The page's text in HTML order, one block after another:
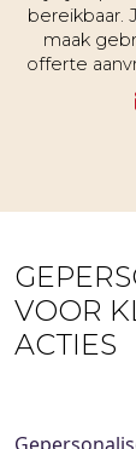
bereikbaar.
maak
offerte
VOOR
ACTIES